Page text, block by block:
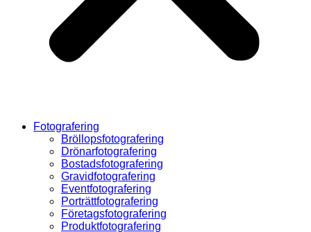
Fotografering
Bröllopsfotografering
Drönarfotografering
Bostadsfotografering
Gravidfotografering
Eventfotografering
Porträttfotografering
Företagsfotografering
Produktfotografering